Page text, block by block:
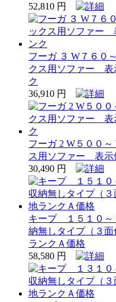
52,810 円
フーガ ３ W７６０
クス用ソファー 表
ク
36,910 円
フーガ 2 W５００
ス用ソファー 表示
30,490 円
キープ １５１０～
納無しタイプ（３
ランクＡ価格
58,580 円